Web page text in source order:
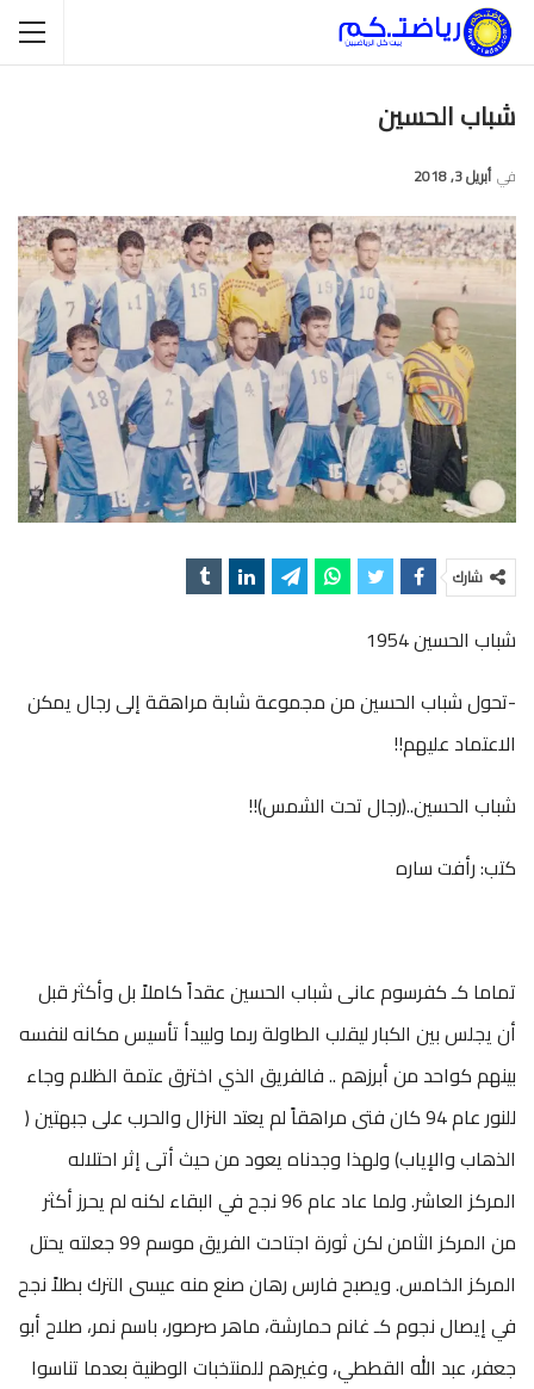
شباب الحسين
في أبريل 3, 2018
شارك
شباب الحسين 1954
-تحول شباب الحسين من مجموعة شابة مراهقة إلى رجال يمكن
الاعتماد عليهم!!
شباب الحسين..(رجال تحت الشمس)!!
كتب: رأفت ساره
تماما كـ كفرسوم عانى شباب الحسين عقداً كاملاً بل وأكثر قبل
أن يجلس بين الكبار ليقلب الطاولة ربما وليبدأ تأسيس مكانه لنفسه
بينهم كواحد من أبرزهم .. فالفريق الذي اخترق عتمة الظلام وجاء
للنور عام 94 كان فتى مراهقاً لم يعتد النزال والحرب على جبهتين (
الذهاب والإياب) ولهذا وجدناه يعود من حيث أتى إثر احتلاله
المركز العاشر. ولما عاد عام 96 نجح في البقاء لكنه لم يحرز أكثر
من المركز الثامن لكن ثورة اجتاحت الفريق موسم 99 جعلته يحتل
المركز الخامس. ويصبح فارس رهان صنع منه عيسى الترك بطلاً نجح
في إيصال نجوم كـ غانم حمارشة، ماهر صرصور، باسم نمر، صلاح أبو
جعفر، عبد الله القططي، وغيرهم للمنتخبات الوطنية بعدما تناسوا